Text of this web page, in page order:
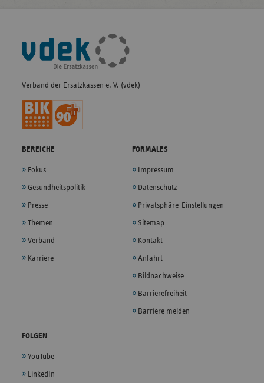
Fußleisten-
Navigation
Verband der Ersatzkassen e. V. (vdek)
BEREICHE
Fokus
Gesundheitspolitik
Presse
Themen
Verband
Karriere
FORMALES
Impressum
Datenschutz
Privatsphäre-Einstellungen
Sitemap
Kontakt
Anfahrt
Bildnachweise
Barrierefreiheit
Barriere melden
FOLGEN
YouTube
LinkedIn